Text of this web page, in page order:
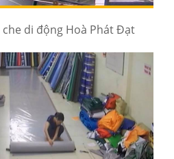
di động Hoà Phát Đạt